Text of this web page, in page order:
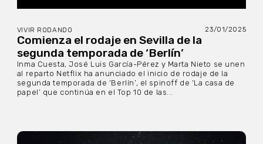
VIVIR RODANDO 23/01/2025
Comienza el rodaje en Sevilla de la
segunda temporada de ‘Berlín’
Inma Cuesta, José Luis García-Pérez y Marta Nieto se unen
al reparto Netflix ha anunciado el inicio de rodaje de la
segunda temporada de ‘Berlín’, el spinoff de ‘La casa de
papel’ que continúa en el Top 10 de las...